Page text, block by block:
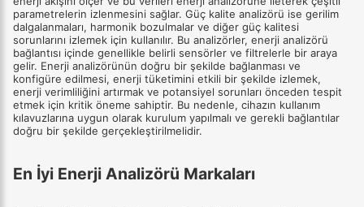
parametrelerin izlenmesini sağlar. Güç kalite analizörü ise gerilim
dalgalanmaları, harmonik bozulmalar ve diğer güç kalitesi
sorunlarını izlemek için kullanılır. Bu analizörler, enerji analizörü
bağlantısı içinde genellikle belirli sensörler ve filtrelerle bir araya
gelir. Enerji analizörünün doğru bir şekilde bağlanması ve
konfigüre edilmesi, enerji tüketimini etkili bir şekilde izlemek,
enerji verimliliğini artırmak ve potansiyel sorunları önceden tespit
etmek için kritik öneme sahiptir. Bu nedenle, cihazın kullanım
kılavuzlarına uygun olarak kurulum yapılmalı ve gerekli bağlantılar
doğru bir şekilde gerçekleştirilmelidir.
En İyi Enerji Analizörü Markaları